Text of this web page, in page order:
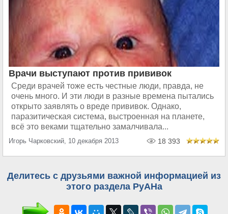
Врачи выступают против прививок
Среди врачей тоже есть честные люди, правда, не
очень много. И эти люди в разные времена пытались
открыто заявлять о вреде прививок. Однако,
паразитическая система, выстроенная на планете,
всё это веками тщательно замалчивала...
Игорь Чарковский, 10 декабря 2013 18 393
Делитесь с друзьями важной информацией из
этого раздела РуАНа